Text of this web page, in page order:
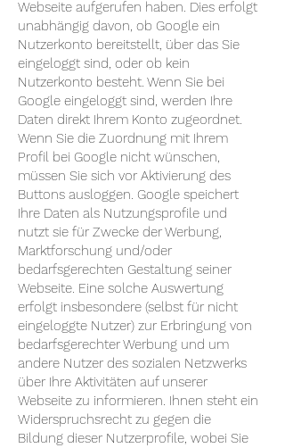
Webseite aufgerufen haben. Dies erfolgt
unabhängig davon, ob Google ein
Nutzerkonto bereitstellt, über das Sie
eingeloggt sind, oder ob kein
Nutzerkonto besteht. Wenn Sie bei
Google eingeloggt sind, werden Ihre
Daten direkt Ihrem Konto zugeordnet.
Wenn Sie die Zuordnung mit Ihrem
Profil bei Google nicht wünschen,
müssen Sie sich vor Aktivierung des
Buttons ausloggen. Google speichert
Ihre Daten als Nutzungsprofile und
nutzt sie für Zwecke der Werbung,
Marktforschung und/oder
bedarfsgerechten Gestaltung seiner
Webseite. Eine solche Auswertung
erfolgt insbesondere (selbst für nicht
eingeloggte Nutzer) zur Erbringung von
bedarfsgerechter Werbung und um
andere Nutzer des sozialen Netzwerks
über Ihre Aktivitäten auf unserer
Webseite zu informieren. Ihnen steht ein
Widerspruchsrecht zu gegen die
Bildung dieser Nutzerprofile, wobei Sie